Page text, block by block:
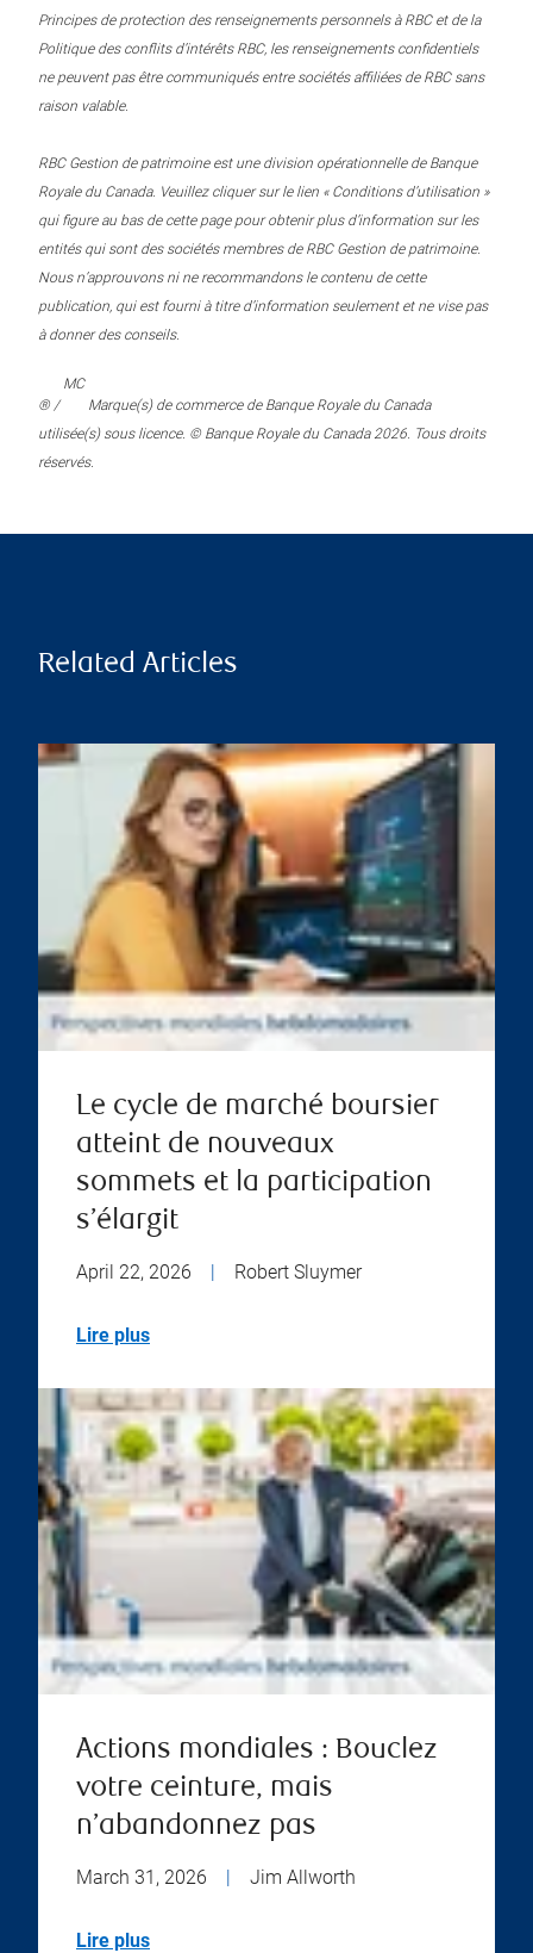
Principes de protection des renseignements personnels à RBC et de la
Politique des conflits d’intérêts RBC, les renseignements confidentiels
ne peuvent pas être communiqués entre sociétés affiliées de RBC sans
raison valable.
RBC Gestion de patrimoine est une division opérationnelle de Banque
Royale du Canada. Veuillez cliquer sur le lien « Conditions d’utilisation »
qui figure au bas de cette page pour obtenir plus d’information sur les
entités qui sont des sociétés membres de RBC Gestion de patrimoine.
Nous n’approuvons ni ne recommandons le contenu de cette
publication, qui est fourni à titre d’information seulement et ne vise pas
à donner des conseils.
® /
MC
Marque(s) de commerce de Banque Royale du Canada
utilisée(s) sous licence. © Banque Royale du Canada 2026. Tous droits
réservés.
Related Articles
Le cycle de marché boursier
atteint de nouveaux
sommets et la participation
s’élargit
April 22, 2026 | Robert Sluymer
Lire plus
Actions mondiales : Bouclez
votre ceinture, mais
n’abandonnez pas
March 31, 2026 | Jim Allworth
Lire plus